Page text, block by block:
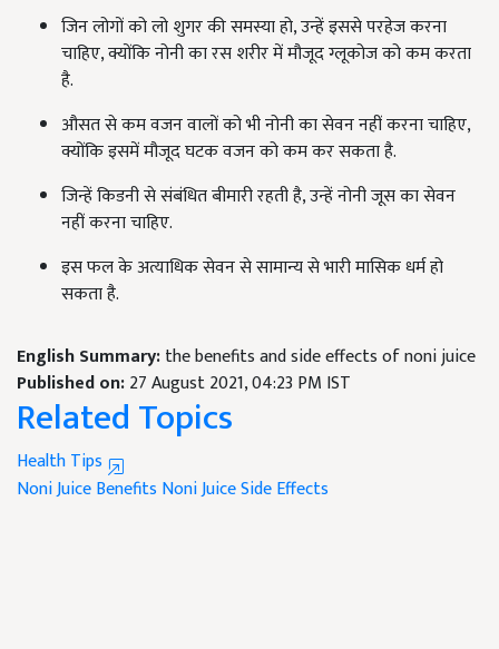
जिन लोगों को लो शुगर की समस्या हो, उन्हें इससे परहेज करना
चाहिए, क्योंकि नोनी का रस शरीर में मौजूद ग्लूकोज को कम करता
है.
औसत से कम वजन वालों को भी नोनी का सेवन नहीं करना चाहिए,
क्योंकि इसमें मौजूद घटक वजन को कम कर सकता है.
जिन्हें किडनी से संबंधित बीमारी रहती है, उन्हें नोनी जूस का सेवन
नहीं करना चाहिए.
इस फल के अत्याधिक सेवन से सामान्य से भारी मासिक धर्म हो
सकता है.
English Summary:the benefits and side effects of noni juice
Published on:27 August 2021, 04:23 PM IST
Related Topics
Health Tips
Noni Juice Benefits Noni Juice Side Effects